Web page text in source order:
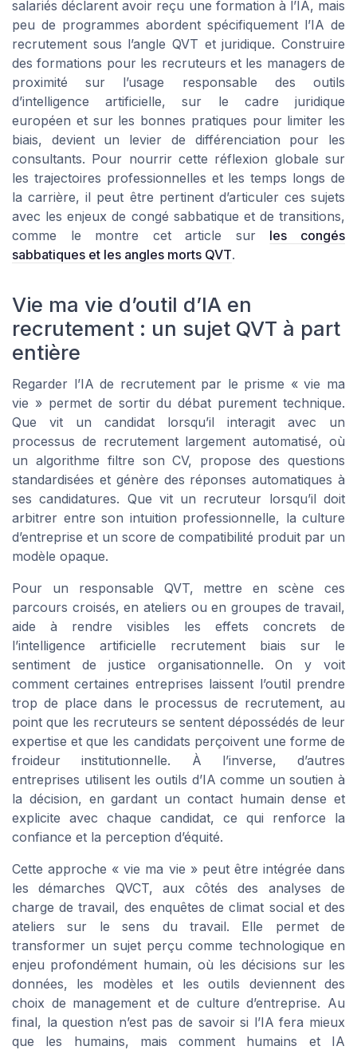
salariés déclarent avoir reçu une formation à l’IA, mais
peu de programmes abordent spécifiquement l’IA de
recrutement sous l’angle QVT et juridique. Construire
des formations pour les recruteurs et les managers de
proximité sur l’usage responsable des outils
d’intelligence artificielle, sur le cadre juridique
européen et sur les bonnes pratiques pour limiter les
biais, devient un levier de différenciation pour les
consultants. Pour nourrir cette réflexion globale sur
les trajectoires professionnelles et les temps longs de
la carrière, il peut être pertinent d’articuler ces sujets
avec les enjeux de congé sabbatique et de transitions,
comme le montre cet article sur les congés
sabbatiques et les angles morts QVT.
Vie ma vie d’outil d’IA en
recrutement : un sujet QVT à part
entière
Regarder l’IA de recrutement par le prisme « vie ma
vie » permet de sortir du débat purement technique.
Que vit un candidat lorsqu’il interagit avec un
processus de recrutement largement automatisé, où
un algorithme filtre son CV, propose des questions
standardisées et génère des réponses automatiques à
ses candidatures. Que vit un recruteur lorsqu’il doit
arbitrer entre son intuition professionnelle, la culture
d’entreprise et un score de compatibilité produit par un
modèle opaque.
Pour un responsable QVT, mettre en scène ces
parcours croisés, en ateliers ou en groupes de travail,
aide à rendre visibles les effets concrets de
l’intelligence artificielle recrutement biais sur le
sentiment de justice organisationnelle. On y voit
comment certaines entreprises laissent l’outil prendre
trop de place dans le processus de recrutement, au
point que les recruteurs se sentent dépossédés de leur
expertise et que les candidats perçoivent une forme de
froideur institutionnelle. À l’inverse, d’autres
entreprises utilisent les outils d’IA comme un soutien à
la décision, en gardant un contact humain dense et
explicite avec chaque candidat, ce qui renforce la
confiance et la perception d’équité.
Cette approche « vie ma vie » peut être intégrée dans
les démarches QVCT, aux côtés des analyses de
charge de travail, des enquêtes de climat social et des
ateliers sur le sens du travail. Elle permet de
transformer un sujet perçu comme technologique en
enjeu profondément humain, où les décisions sur les
données, les modèles et les outils deviennent des
choix de management et de culture d’entreprise. Au
final, la question n’est pas de savoir si l’IA fera mieux
que les humains, mais comment humains et IA